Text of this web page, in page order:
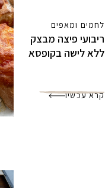
לחמים ומאפים
ריבועי פיצה מבצק
ללא לישה בקופסא
קרא עכשיו